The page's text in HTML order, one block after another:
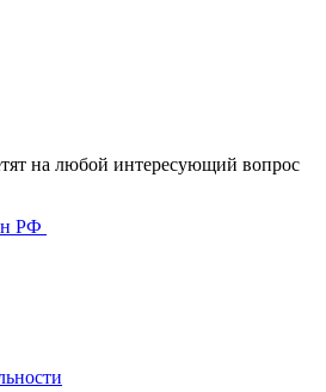
на любой интересующий вопрос
РФ